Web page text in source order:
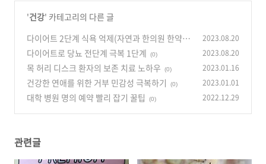
'건강' 카테고리의 다른 글
다이어트 2단계 식욕 억제(자연과 한의원 한약)
(0)
2023.08.20
다이어트로 당뇨 전단계 극복 1단계 (0) 2023.08.20
목 허리 디스크 환자의 보존 치료 노하우 (0) 2023.01.16
건강한 연애를 위한 거부 민감성 극복하기 (0) 2023.01.01
대학 병원 명의 예약 빨리 잡기 꿀팁 (0) 2022.12.29
관련글